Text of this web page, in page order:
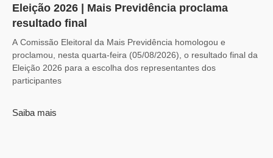
Eleição 2026 | Mais Previdência proclama
resultado final
A Comissão Eleitoral da Mais Previdência homologou e
proclamou, nesta quarta-feira (05/08/2026), o resultado final da
Eleição 2026 para a escolha dos representantes dos
participantes
Saiba mais